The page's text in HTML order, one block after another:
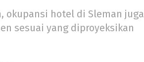
okupansi hotel di Sleman juga
sesuai yang diproyeksikan